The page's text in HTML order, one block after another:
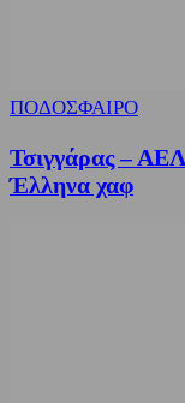
ΠΟΔΟΣΦΑΙΡΟ
Τσιγγάρας –
Έλληνα χαφ